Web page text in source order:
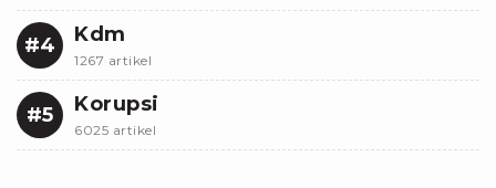
#4 Kdm
1267 artikel
#5 Korupsi
6025 artikel